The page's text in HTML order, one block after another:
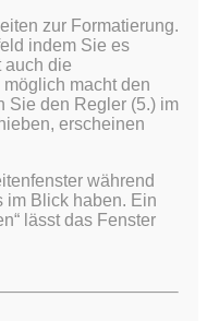
zur Formatierung.
indem Sie es
auch die
macht den
Sie den Regler (5.) im
erscheinen
während
im Blick haben. Ein
lässt das Fenster